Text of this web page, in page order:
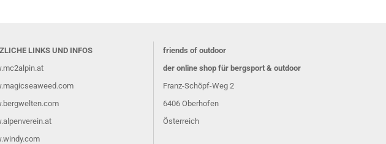
LINKS UND INFOS
friends of outdoor
der online shop für bergsport & outdoor
Franz-Schöpf-Weg 2
6406 Oberhofen
Österreich